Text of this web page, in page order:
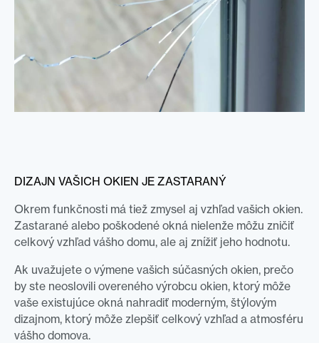
DIZAJN VAŠICH OKIEN JE ZASTARANÝ
Okrem funkčnosti má tiež zmysel aj vzhľad vašich okien.
Zastarané alebo poškodené okná nielenže môžu zničiť
celkový vzhľad vášho domu, ale aj znížiť jeho hodnotu.
Ak uvažujete o výmene vašich súčasných okien, prečo
by ste neoslovili overeného výrobcu okien, ktorý môže
vaše existujúce okná nahradiť moderným, štýlovým
dizajnom, ktorý môže zlepšiť celkový vzhľad a atmosféru
vášho domova.